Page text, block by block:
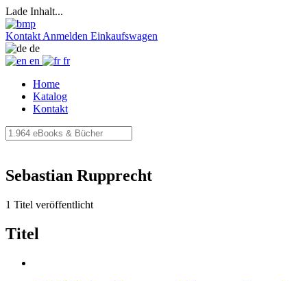
Lade Inhalt...
Kontakt Anmelden Einkaufswagen
de
en
fr
Home
Katalog
Kontakt
Sebastian Rupprecht
1 Titel veröffentlicht
Titel